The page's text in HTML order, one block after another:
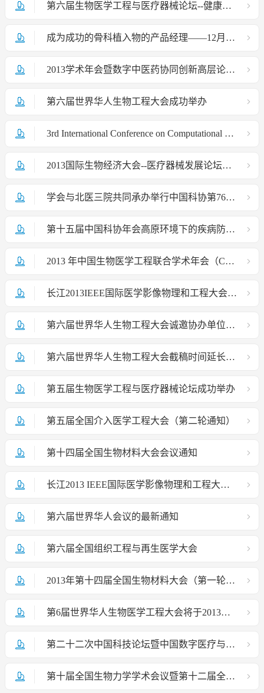
第六届生物医学工程与医疗器械论坛--健康物联网技术及其产业
成为成功的骨科植入物的产品经理——12月14日-北航国际植介入医疗器械转化研究中心
2013学术年会暨数字中医药协同创新高层论坛通知
第六届世界华人生物工程大会成功举办
3rd International Conference on Computational & Mathematical Biomedical Engineering (CMBE13)
2013国际生物经济大会--医疗器械发展论坛成功举办
学会与北医三院共同承办举行中国科协第76期新观点新学说学术沙龙
第十五届中国科协年会高原环境下的疾病防治与健康工程论坛在贵州省贵阳市成功举办
2013 年中国生物医学工程联合学术年会（CBME'2013）
长江2013IEEE国际医学影像物理和工程大会暨第七届中国医学影像物理学术年会
第六届世界华人生物工程大会诚邀协办单位——通知
第六届世界华人生物工程大会截稿时间延长至2013年6月1日——通知
第五届生物医学工程与医疗器械论坛成功举办
第五届全国介入医学工程大会（第二轮通知）
第十四届全国生物材料大会会议通知
长江2013 IEEE国际医学影像物理和工程大会暨第七届中国医学影像物理学术年会 第一轮通知
第六届世界华人会议的最新通知
第六届全国组织工程与再生医学大会
2013年第十四届全国生物材料大会（第一轮征文通知）
第6届世界华人生物医学工程大会将于2013年8月5-8日在北京航空航天大学举行
第二十二次中国科技论坛暨中国数字医疗与产业高峰论坛会议通知
第十届全国生物力学学术会议暨第十二届全国生物流变学学术会议